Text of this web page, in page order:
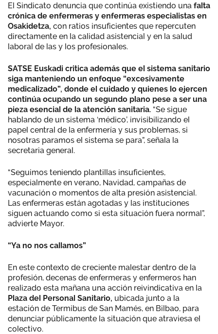
El Sindicato denuncia que continúa existiendo una falta
crónica de enfermeras y enfermeras especialistas en
Osakidetza, con ratios insuficientes que repercuten
directamente en la calidad asistencial y en la salud
laboral de las y los profesionales.
SATSE Euskadi critica además que el sistema sanitario
siga manteniendo un enfoque “excesivamente
medicalizado”, donde el cuidado y quienes lo ejercen
continúa ocupando un segundo plano pese a ser una
pieza esencial de la atención sanitaria. “Se sigue
hablando de un sistema ‘médico’, invisibilizando el
papel central de la enfermería y sus problemas, si
nosotras paramos el sistema se para”, señala la
secretaria general.
“Seguimos teniendo plantillas insuficientes,
especialmente en verano, Navidad, campañas de
vacunación o momentos de alta presión asistencial.
Las enfermeras están agotadas y las instituciones
siguen actuando como si esta situación fuera normal”,
advierte Mayor.
“Ya no nos callamos”
En este contexto de creciente malestar dentro de la
profesión, decenas de enfermeras y enfermeros han
realizado esta mañana una acción reivindicativa en la
Plaza del Personal Sanitario, ubicada junto a la
estación de Termibus de San Mamés, en Bilbao, para
denunciar públicamente la situación que atraviesa el
colectivo.